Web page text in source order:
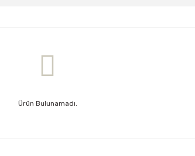
Ürün Bulunamadı.